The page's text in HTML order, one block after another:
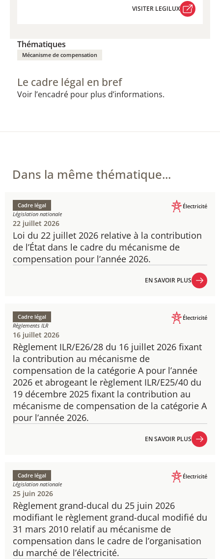
VISITER LEGILUX
Thématiques
Mécanisme de compensation
Le cadre légal en bref
Voir l’encadré pour plus d’informations.
Dans la même thématique...
Loi du 22 juillet 2026 relative à la contribution
de l’État dans le cadre du mécanisme de
compensation pour l’année 2026.
Cadre légal
Législation nationale
Électricité
22 juillet 2026
EN SAVOIR PLUS
Règlement ILR/E26/28 du 16 juillet 2026 fixant
la contribution au mécanisme de
compensation de la catégorie A pour l’année
2026 et abrogeant le règlement ILR/E25/40 du
19 décembre 2025 fixant la contribution au
mécanisme de compensation de la catégorie A
pour l’année 2026.
Cadre légal
Règlements ILR
Électricité
16 juillet 2026
EN SAVOIR PLUS
Règlement grand-ducal du 25 juin 2026
modifiant le règlement grand-ducal modifié du
31 mars 2010 relatif au mécanisme de
compensation dans le cadre de l’organisation
du marché de l’électricité.
Cadre légal
Législation nationale
Électricité
25 juin 2026